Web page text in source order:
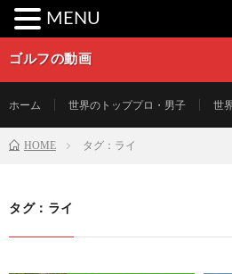
ゴルフの動画
ホーム 世界のトッププロ・男子 世
HOME タグ：ライ
タグ：ライ
MENU